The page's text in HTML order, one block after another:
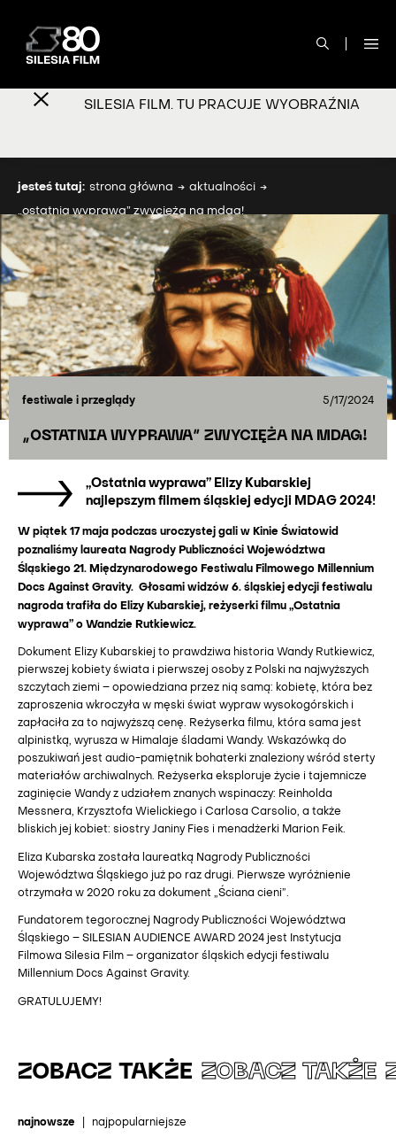
SILESIA FILM. TU PRACUJE WYOBRAŹNIA
jesteś tutaj: strona główna aktualności
„ostatnia wyprawa” zwycięża na mdag!
festiwale i przeglądy 5/17/2024
„OSTATNIA WYPRAWA” ZWYCIĘŻA NA MDAG!
„Ostatnia wyprawa” Elizy Kubarskiej
najlepszym filmem śląskiej edycji MDAG 2024!
W piątek 17 maja podczas uroczystej gali w Kinie Światowid
poznaliśmy laureata Nagrody Publiczności Województwa
Śląskiego 21. Międzynarodowego Festiwalu Filmowego Millennium
Docs Against Gravity. Głosami widzów 6. śląskiej edycji festiwalu
nagroda trafiła do Elizy Kubarskiej, reżyserki filmu „Ostatnia
wyprawa” o Wandzie Rutkiewicz.
Dokument Elizy Kubarskiej to prawdziwa historia Wandy Rutkiewicz,
pierwszej kobiety świata i pierwszej osoby z Polski na najwyższych
szczytach ziemi – opowiedziana przez nią samą: kobietę, która bez
zaproszenia wkroczyła w męski świat wypraw wysokogórskich i
zapłaciła za to najwyższą cenę. Reżyserka filmu, która sama jest
alpinistką, wyrusza w Himalaje śladami Wandy. Wskazówką do
poszukiwań jest audio-pamiętnik bohaterki znaleziony wśród sterty
materiałów archiwalnych. Reżyserka eksploruje życie i tajemnicze
zaginięcie Wandy z udziałem znanych wspinaczy: Reinholda
Messnera, Krzysztofa Wielickiego i Carlosa Carsolio, a także
bliskich jej kobiet: siostry Janiny Fies i menadżerki Marion Feik.
Eliza Kubarska została laureatką Nagrody Publiczności
Województwa Śląskiego już po raz drugi. Pierwsze wyróżnienie
otrzymała w 2020 roku za dokument „Ściana cieni”.
Fundatorem tegorocznej Nagrody Publiczności Województwa
Śląskiego – SILESIAN AUDIENCE AWARD 2024 jest Instytucja
Filmowa Silesia Film – organizator śląskich edycji festiwalu
Millennium Docs Against Gravity.
GRATULUJEMY!
ZOBACZ TAKŻE ZOBACZ TAKŻE
najnowsze najpopularniejsze